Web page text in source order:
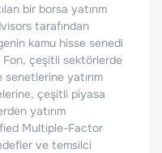
bir borsa yatırım
tarafından
kamu hisse senedi
Fon, çeşitli sektörlerde
yatırım
çeşitli piyasa
yatırım
Multiple-Factor
ve temsilci